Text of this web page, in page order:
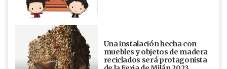
Una instalación hecha con
muebles y objetos de madera
reciclados será protagonista